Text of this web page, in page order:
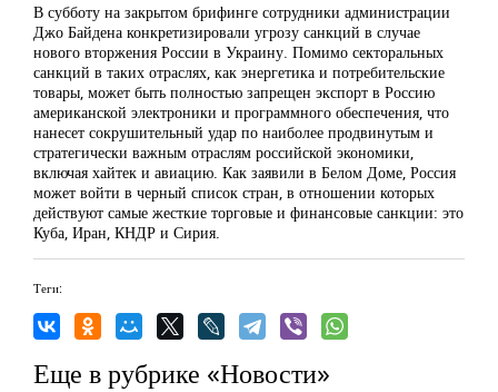
В субботу на закрытом брифинге сотрудники администрации
Джо Байдена конкретизировали угрозу санкций в случае
нового вторжения России в Украину. Помимо секторальных
санкций в таких отраслях, как энергетика и потребительские
товары, может быть полностью запрещен экспорт в Россию
американской электроники и программного обеспечения, что
нанесет сокрушительный удар по наиболее продвинутым и
стратегически важным отраслям российской экономики,
включая хайтек и авиацию. Как заявили в Белом Доме, Россия
может войти в черный список стран, в отношении которых
действуют самые жесткие торговые и финансовые санкции: это
Куба, Иран, КНДР и Сирия.
Теги:
Еще в рубрике «Новости»